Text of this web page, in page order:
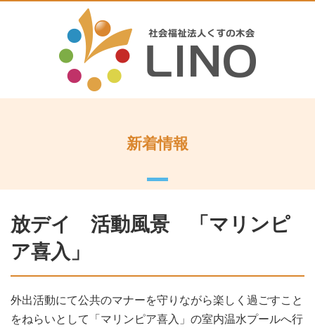
新着情報
放デイ 活動風景 「マリンピ
ア喜入」
外出活動にて公共のマナーを守りながら楽しく過ごすこと
をねらいとして「マリンピア喜入」の室内温水プールへ行